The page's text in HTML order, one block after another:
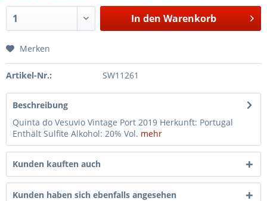
In den Warenkorb
Merken
Artikel-Nr.: SW11261
Beschreibung
Quinta do Vesuvio Vintage Port 2019 Herkunft: Portugal
Enthält Sulfite Alkohol: 20% Vol. mehr
Kunden kauften auch
Kunden haben sich ebenfalls angesehen